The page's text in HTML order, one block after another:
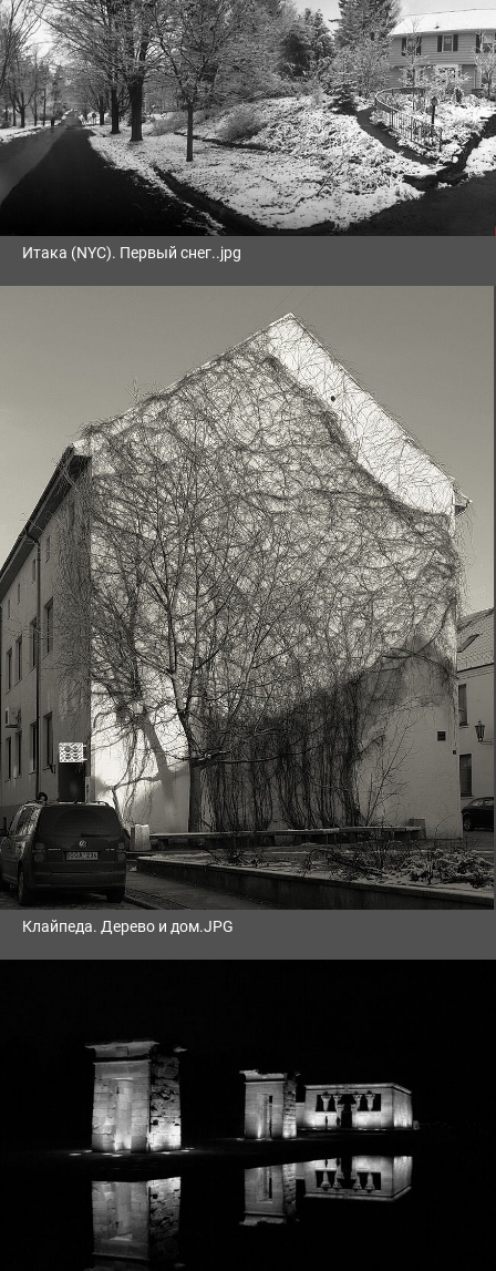
Итака (NYC). Первый снег..jpg
Клайпеда. Дерево и дом.JPG